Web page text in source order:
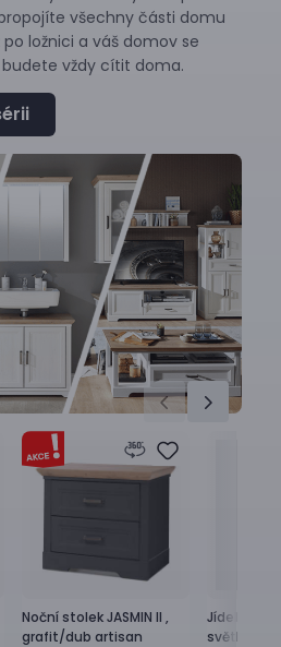
propojíte všechny části domu
ložnici a váš domov se
vždy cítit doma.
Noční stolekJASMIN II ,
grafit/dub artisan
Jídelní stůl
světlá/